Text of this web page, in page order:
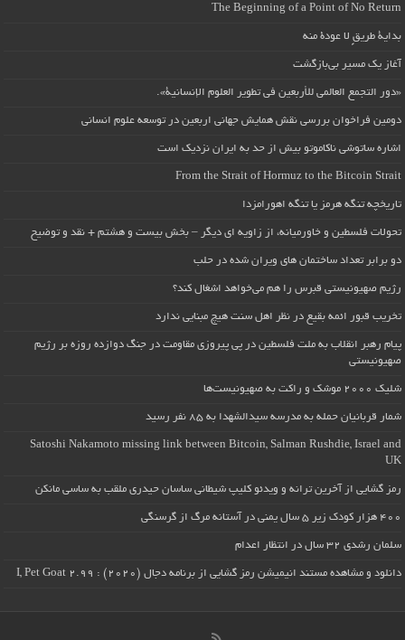
The Beginning of a Point of No Return
بداية طريقٍ لا عودة منه
آغاز یک مسیر بی‌بازگشت
«دور التجمع العالمي للأربعين في تطوير العلوم الإنسانية».
دومین فراخوان بررسی نقش همایش جهانی اربعین در توسعه علوم انسانی
اشاره ساتوشی ناکاموتو بیش از حد به ایران نزدیک است
From the Strait of Hormuz to the Bitcoin Strait
تاریخچه تنگه هرمز یا تنگه اهورامزدا
تحولات فلسطین و خاورمیانه، از زاویه ای دیگر – بخش بیست و هشتم + نقد و توضیح
دو برابر تعداد ساختمان های ویران شده در حلب
رژیم صهیونیستی قبرس را هم می‌خواهد اشغال کند؟
تخریب قبور ائمه بقیع در نظر اهل سنت هیچ مبنایی ندارد
پیام رهبر انقلاب به ملت فلسطین در پی پیروزی مقاومت در جنگ دوازده روزه بر رژیم
صهیونیستی
شلیک ۲۰۰۰ موشک و راکت به صهیونیست‌ها
شمار قربانیان حمله به مدرسه سیدالشهدا به ۸۵ نفر رسید
Satoshi Nakamoto missing link between Bitcoin, Salman Rushdie, Israel and
UK
رمز گشایی از آخرین ترانه و ویدئو کلیپ شیطانی ساسان حیدری ملقب به ساسی مانکن
۴۰۰ هزار کودک زیر ۵ سال یمنی در آستانه مرگ از گرسنگی
سلمان رشدی ۳۲ سال در انتظار اعدام
دانلود و مشاهده مستند انیمیشن رمز گشایی از برنامه دجال (۲۰۲۰) : I, Pet Goat 2.99